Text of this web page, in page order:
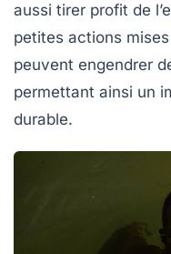
aussi tirer profit de
petites actions
peuvent engendrer
permettant ainsi un
durable.